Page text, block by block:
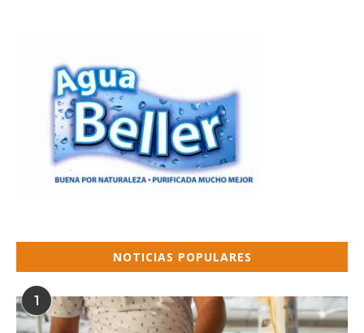
NOTICIAS POPULARES
1